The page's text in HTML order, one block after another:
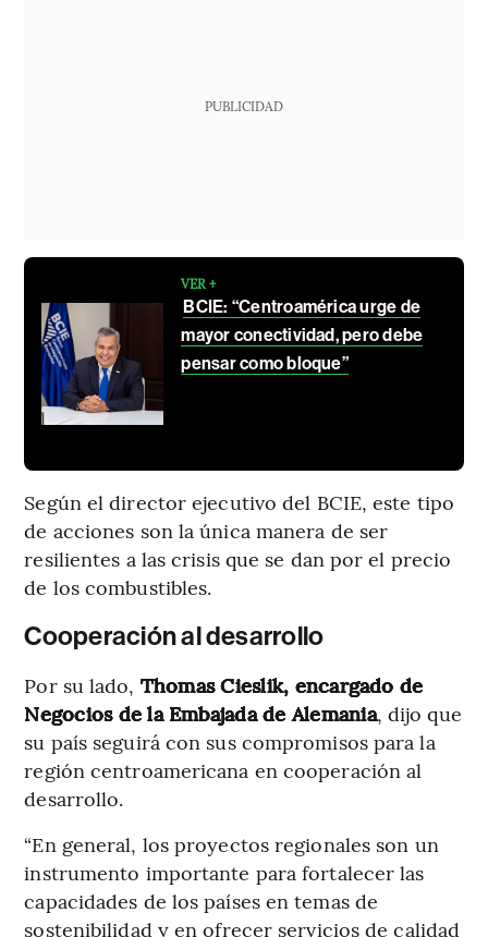
PUBLICIDAD
VER +
BCIE: “Centroamérica urge de
mayor conectividad, pero debe
pensar como bloque”
Según el director ejecutivo del BCIE, este tipo
de acciones son la única manera de ser
resilientes a las crisis que se dan por el precio
de los combustibles.
Cooperación al desarrollo
Por su lado, Thomas Cieslik, encargado de
Negocios de la Embajada de Alemania, dijo que
su país seguirá con sus compromisos para la
región centroamericana en cooperación al
desarrollo.
“En general, los proyectos regionales son un
instrumento importante para fortalecer las
capacidades de los países en temas de
sostenibilidad y en ofrecer servicios de calidad